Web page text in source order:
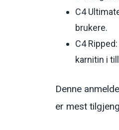
C4
brukere.
C4
karnitin i
Denne
er mest